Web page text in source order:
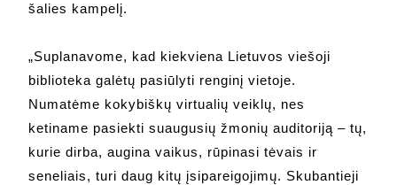
šalies kampelį.
„Suplanavome, kad kiekviena Lietuvos viešoji
biblioteka galėtų pasiūlyti renginį vietoje.
Numatėme kokybiškų virtualių veiklų, nes
ketiname pasiekti suaugusių žmonių auditoriją – tų,
kurie dirba, augina vaikus, rūpinasi tėvais ir
seneliais, turi daug kitų įsipareigojimų. Skubantieji